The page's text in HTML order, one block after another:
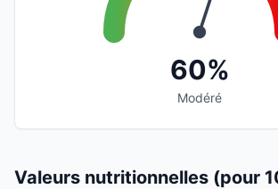
60%
Modéré
Valeurs nutritionnelles (pour